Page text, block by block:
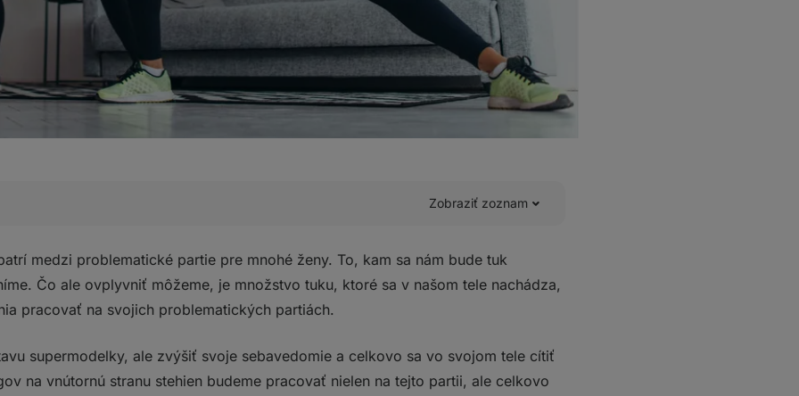
Zobraziť zoznam
článku?
niekedy nevyhnutná
sa v tréningu mali držať?
plánu
medzi problematické partie pre mnohé ženy. To, kam sa nám bude tuk
Čo ale ovplyvniť môžeme, je množstvo tuku, ktoré sa v našom tele nachádza,
pracovať na svojich problematických partiách.
supermodelky, ale zvýšiť svoje sebavedomie a celkovo sa vo svojom tele cítiť
na vnútornú stranu stehien budeme pracovať nielen na tejto partii, ale celkovo